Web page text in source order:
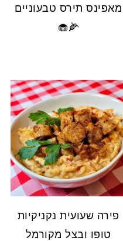
מאפינס תירס טבעוניים
🌽🧁
פירה שעועית נקניקיות
טופו ובצל מקורמל